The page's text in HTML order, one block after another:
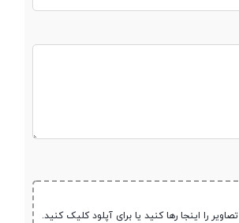
UFS
8 گیگابایت
تصاویر را اینجا رها کنید یا برای آپلود کلیک کنید.